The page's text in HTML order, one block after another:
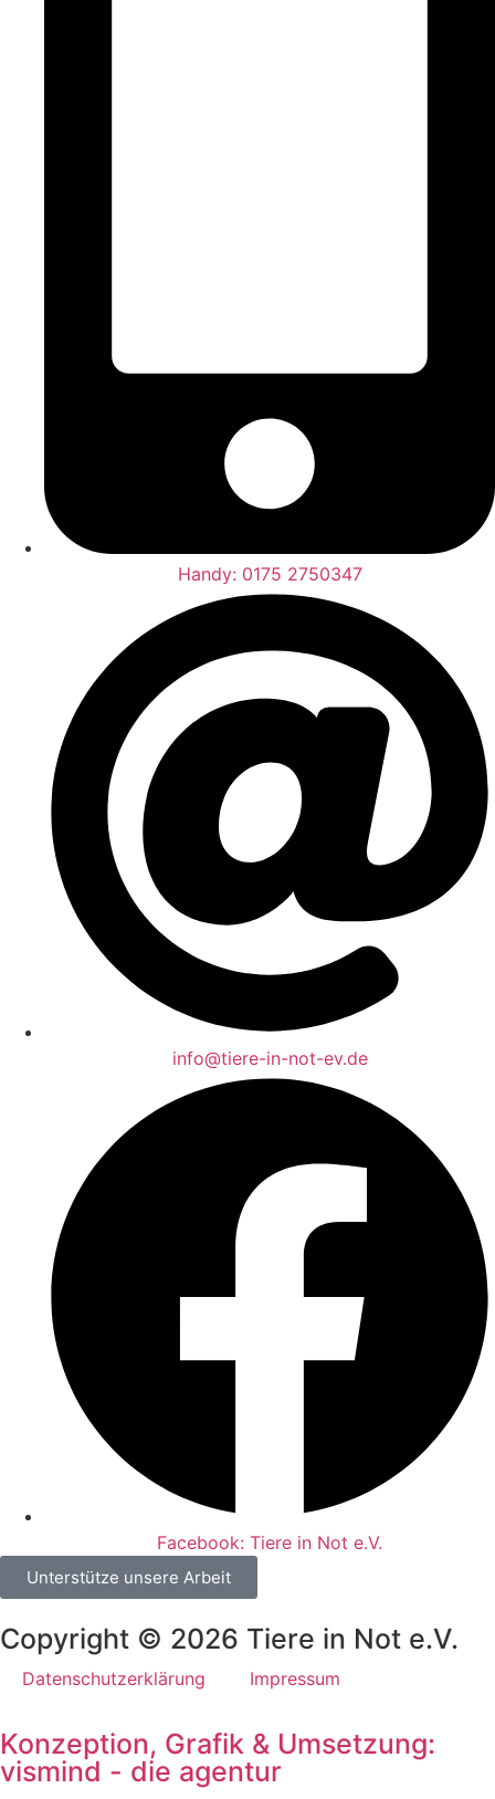
Handy: 0175 2750347
info@tiere-in-not-ev.de
Facebook: Tiere in Not e.V.
Unterstütze unsere Arbeit
Copyright © 2026 Tiere in Not e.V.
Datenschutzerklärung Impressum
Konzeption, Grafik & Umsetzung:
vismind - die agentur